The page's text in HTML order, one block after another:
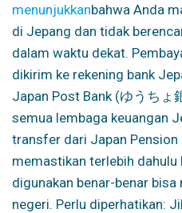
menunjukkanbahwa Anda
di Jepang dan tidak
dalam waktu dekat.
dikirim ke rekening bank
Japan Post Bank (ゆうちょ
semua lembaga keuangan
transfer dari Japan Pension
memastikan terlebih dahulu
digunakan benar-benar
negeri. Perlu diperhatikan: